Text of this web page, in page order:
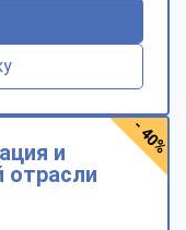
и
отрасли
- 40%